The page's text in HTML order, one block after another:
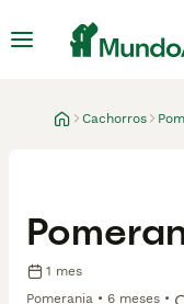
Cachorros
1 mes
Pomerania
6 meses